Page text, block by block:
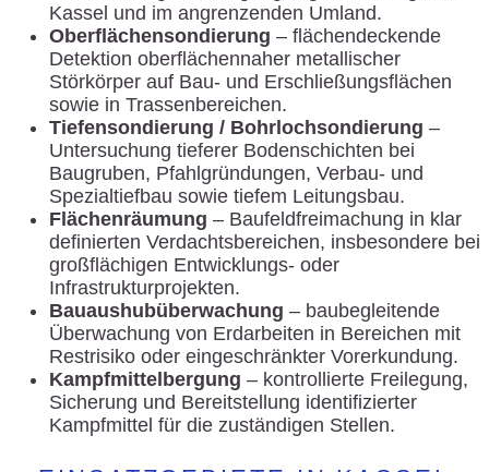
Kassel und im angrenzenden Umland.
Oberflächensondierung – flächendeckende
Detektion oberflächennaher metallischer
Störkörper auf Bau- und Erschließungsflächen
sowie in Trassenbereichen.
Tiefensondierung / Bohrlochsondierung –
Untersuchung tieferer Bodenschichten bei
Baugruben, Pfahlgründungen, Verbau- und
Spezialtiefbau sowie tiefem Leitungsbau.
Flächenräumung – Baufeldfreimachung in klar
definierten Verdachtsbereichen, insbesondere bei
großflächigen Entwicklungs- oder
Infrastrukturprojekten.
Bauaushubüberwachung – baubegleitende
Überwachung von Erdarbeiten in Bereichen mit
Restrisiko oder eingeschränkter Vorerkundung.
Kampfmittelbergung – kontrollierte Freilegung,
Sicherung und Bereitstellung identifizierter
Kampfmittel für die zuständigen Stellen.